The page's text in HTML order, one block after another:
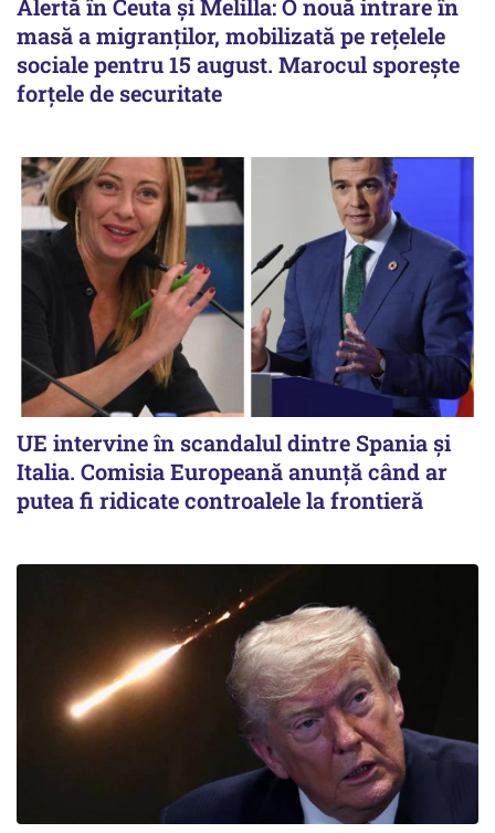
Alertă în Ceuta și Melilla: O nouă intrare în
masă a migranților, mobilizată pe rețelele
sociale pentru 15 august. Marocul sporește
forțele de securitate
UE intervine în scandalul dintre Spania și
Italia. Comisia Europeană anunță când ar
putea fi ridicate controalele la frontieră